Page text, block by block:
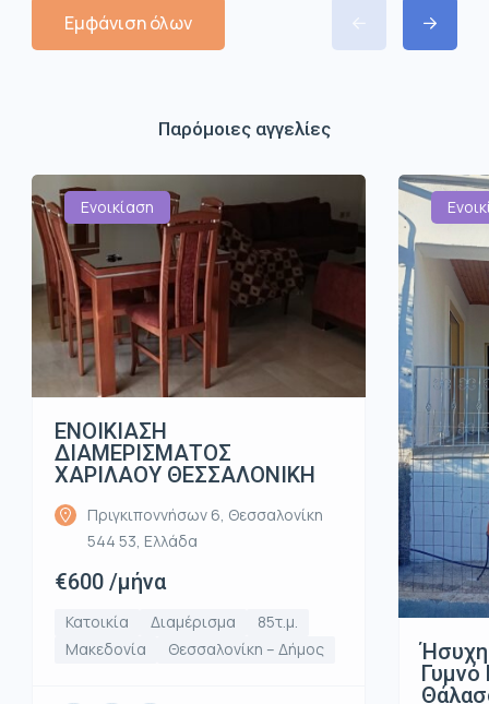
Εμφάνιση όλων
Παρόμοιες αγγελίες
Ενοικίαση
ΕΝΟΙΚΙΑΣΗ
ΔΙΑΜΕΡΙΣΜΑΤΟΣ
ΧΑΡΙΛΑΟΥ ΘΕΣΣΑΛΟΝΙΚΗ
Πριγκιποννήσων 6, Θεσσαλονίκη
544 53, Ελλάδα
€600 /μήνα
Κατοικία Διαμέρισμα
85τ.μ.
Μακεδονία
Θεσσαλονίκη – Δήμος
Γυμνό